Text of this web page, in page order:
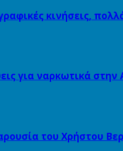
κινήσεις,
για ναρκωτικά
του Χρήστου